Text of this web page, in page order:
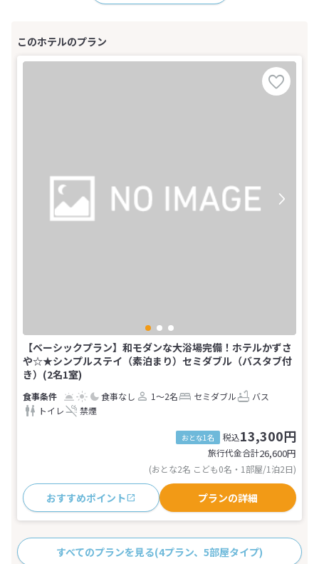
【ベーシックプラン】和モダンな大浴場完備！ホテルかずさ
や☆★シンプルステイ（素泊まり）セミダブル（バスタブ付
き）(2名1室)
食事なし 1～2名 セミダブル
バス
トイレ
禁煙
おとな1名 税込13,300円
旅行代金合計26,600円
(おとな2名 こども0名・1部屋/1泊2日)
おすすめポイント プランの詳細
すべてのプランを見る(4プラン、5部屋タイプ)